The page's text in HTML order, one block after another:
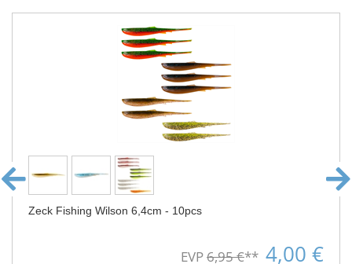
Zeck Fishing Wilson 6,4cm - 10pcs
EVP6,95 €** 4,00 €